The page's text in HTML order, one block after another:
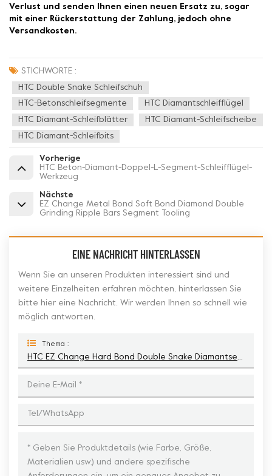
Verlust und senden Ihnen einen neuen Ersatz zu, sogar
mit einer Rückerstattung der Zahlung, jedoch ohne
Versandkosten.
STICHWORTE :
HTC Double Snake Schleifschuh
HTC-Betonschleifsegmente
HTC Diamantschleifflügel
HTC Diamant-Schleifblätter HTC Diamant-Schleifscheibe
HTC Diamant-Schleifbits
Vorherige
HTC Beton-Diamant-Doppel-L-Segment-Schleifflügel-
Werkzeug
Nächste
EZ Change Metal Bond Soft Bond Diamond Double
Grinding Ripple Bars Segment Tooling
EINE NACHRICHT HINTERLASSEN
Wenn Sie an unseren Produkten interessiert sind und
weitere Einzelheiten erfahren möchten, hinterlassen Sie
bitte hier eine Nachricht. Wir werden Ihnen so schnell wie
möglich antworten.
Thema :
HTC EZ Change Hard Bond Double Snake Diamantsegment-Schleifschuh Für Weichen Betonboden